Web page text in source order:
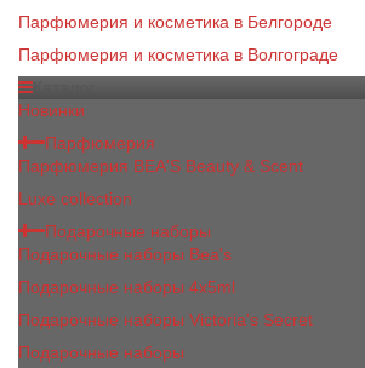
Парфюмерия и косметика в Белгороде
Парфюмерия и косметика в Волгограде
Новинки
Парфюмерия
Парфюмерия BEA'S Beauty & Scent
Luxe collection
Подарочные наборы
Подарочные наборы Bea's
Подарочные наборы 4х5ml
Подарочные наборы Victoria's Secret
Подарочные наборы